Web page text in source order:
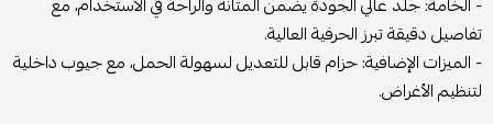
تفاصيل دقيقة تبرز الحرفية العالية.
- الميزات الإضافية: حزام قابل للتعديل لسهولة الحمل، مع جيوب داخلية
لتنظيم الأغراض.